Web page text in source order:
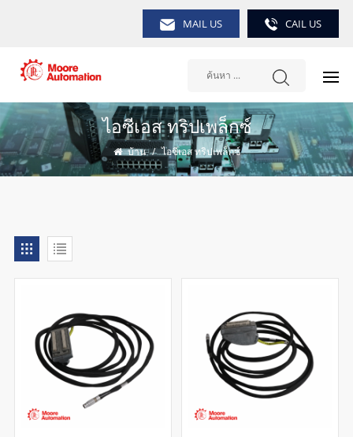
MAIL US CAIL US
ไอซีเอส ทริปเพล็กซ์
บ้าน / ไอซีเอส ทริปเพล็กซ์